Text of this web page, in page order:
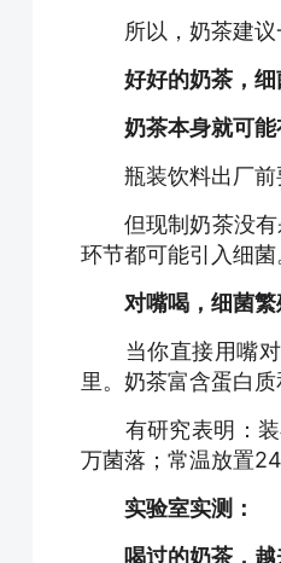
所以，奶茶建议
好好的奶茶，细
奶茶本身就可
瓶装饮料出厂前
但现制奶茶没有
环节都可能引入细
对嘴喝，细菌
当你直接用嘴对
里。奶茶富含蛋白
有研究表明：装
万菌落；常温放置
实验室实测：
喝过的奶茶，